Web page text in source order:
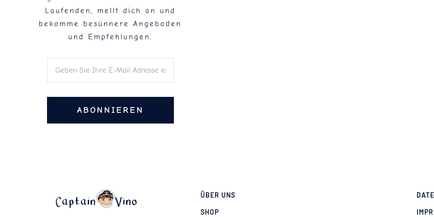
Laufenden, mellt dich an und
bekomme besünnere Angeboden
und Empfehlungen.
ABONNIEREN
ÜBER UNS
SHOP